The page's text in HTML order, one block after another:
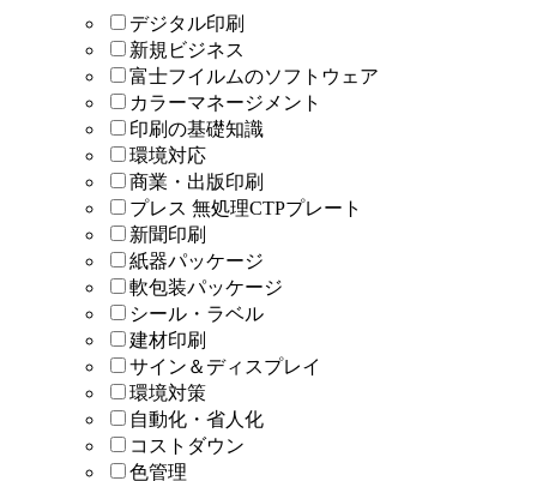
デジタル印刷
新規ビジネス
富士フイルムのソフトウェア
カラーマネージメント
印刷の基礎知識
環境対応
商業・出版印刷
プレス 無処理CTPプレート
新聞印刷
紙器パッケージ
軟包装パッケージ
シール・ラベル
建材印刷
サイン＆ディスプレイ
環境対策
自動化・省人化
コストダウン
色管理